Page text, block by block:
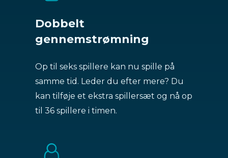
Dobbelt
gennemstrømning
Op til seks spillere kan nu spille på
samme tid. Leder du efter mere? Du
kan tilføje et ekstra spillersæt og nå op
til 36 spillere i timen.